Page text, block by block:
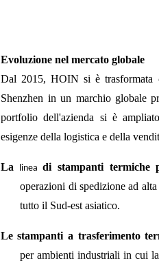
Evoluzione nel mercato globale
Dal 2015, HOIN si è trasformata
Shenzhen in un marchio globale
portfolio dell'azienda si è
esigenze della logistica e della
La lineadi stampanti termiche
operazioni di spedizione ad
tutto il Sud-est asiatico.
Le stampanti a trasferimento
per ambienti industriali in cui